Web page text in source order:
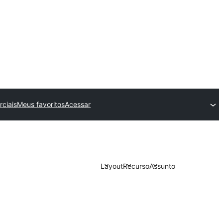
Meus favoritosAcessar
LayoutRecursoAssunto